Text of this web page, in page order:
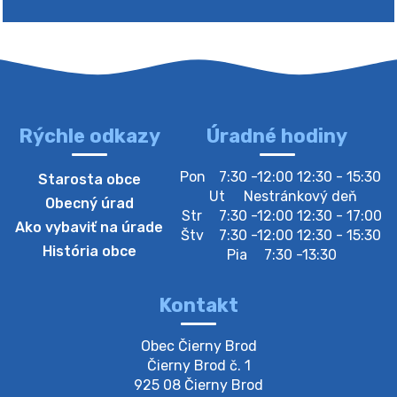
4. augusta 2026 10:05
Zberný dvor-Gyűjtőudvar
Oznamujeme obyvateľom, že v stredu 05. augusta
bude zberný dvor zatvorený. Értesítjük a lakosokat,
hogy szerdán augusztus 05-én a gyűjtőudvar zárva
lesz https://ciernybrod.sk?p=214…
Zber separovaného odpadu plastu-
Szeparált műanya…
Oznamujeme obyvateľom, že v stredu 05. augusta
Rýchle odkazy
Starosta obce
Obecný úrad
Ako vybaviť na úrade
História obce
Úradné hodiny
Pon
7:30 -12:00 12:30 - 15:30
Ut
Nestránkový deň
Str
7:30 -12:00 12:30 - 17:00
Štv
7:30 -12:00 12:30 - 15:30
Pia
7:30 -13:30
Kontakt
Obec Čierny Brod
Čierny Brod č. 1
925 08 Čierny Brod